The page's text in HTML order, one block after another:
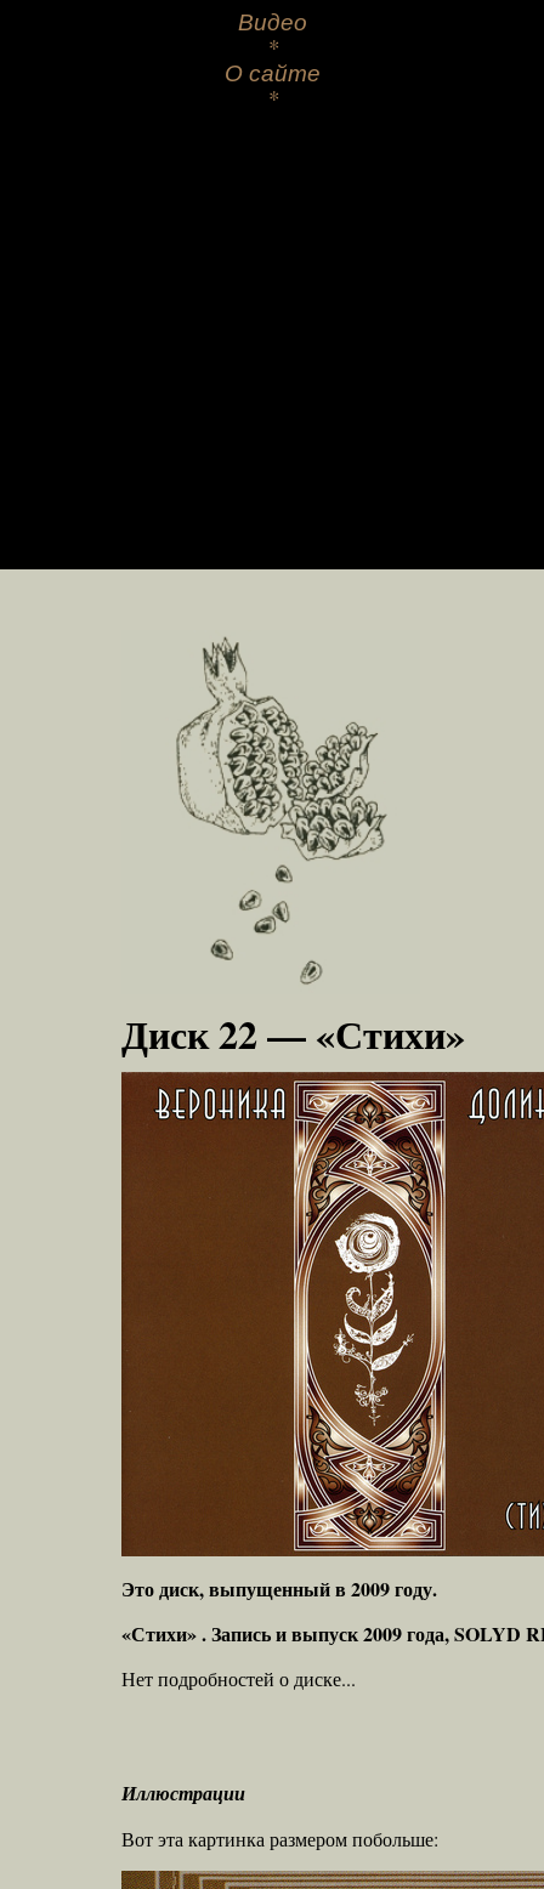
Видео
*
О сайте
*
Диск 22 — «Стихи»
Это диск, выпущенный в 2009 году.
«Стихи» . Запись и выпуск 2009 года, SOLYD
Нет подробностей о диске...
Иллюстрации
Вот эта картинка размером побольше: